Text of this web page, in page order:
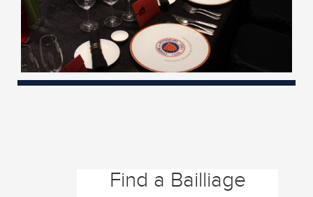
Find a Bailliage